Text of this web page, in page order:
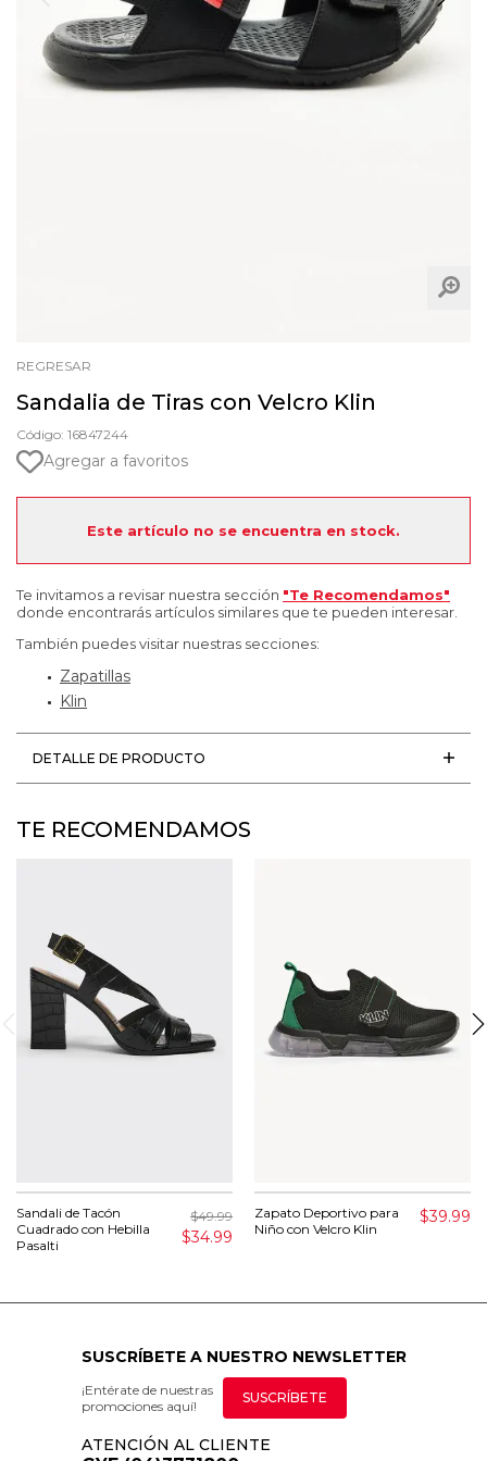
REGRESAR
Sandalia de Tiras con Velcro Klin
Código: 16847244
Agregar a favoritos
Este artículo no se encuentra en stock.
Te invitamos a revisar nuestra sección "Te Recomendamos"
donde encontrarás artículos similares que te pueden interesar.
También puedes visitar nuestras secciones:
Zapatillas
Klin
DETALLE DE PRODUCTO
TE RECOMENDAMOS
Sandali de Tacón
Cuadrado con Hebilla
Pasalti
$49.99
$34.99
Zapato Deportivo para
Niño con Velcro Klin
$39.99
SUSCRÍBETE A NUESTRO NEWSLETTER
¡Entérate de nuestras
promociones aquí!
SUSCRÍBETE
ATENCIÓN AL CLIENTE